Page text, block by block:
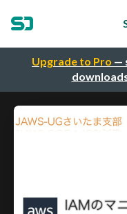
Upgrade to Pro —